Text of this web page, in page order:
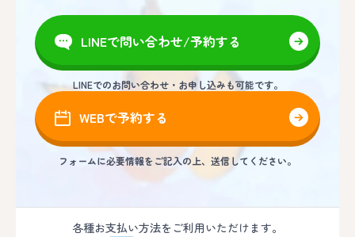
LINEで問い合わせ/予約する
LINEでのお問い合わせ・お申し込みも可能です。
WEBで予約する
フォームに必要情報をご記入の上、送信してください。
各種お支払い方法をご利用いただけます。